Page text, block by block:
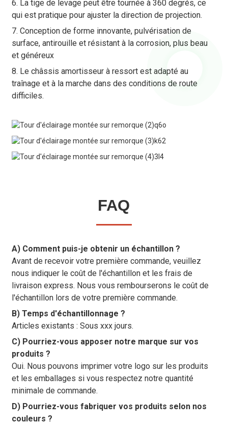
6. La tige de levage peut être tournée à 360 degrés, ce
qui est pratique pour ajuster la direction de projection.
7. Conception de forme innovante, pulvérisation de
surface, antirouille et résistant à la corrosion, plus beau
et généreux
8. Le châssis amortisseur à ressort est adapté au
traînage et à la marche dans des conditions de route
difficiles.
FAQ
A) Comment puis-je obtenir un échantillon ?
Avant de recevoir votre première commande, veuillez
nous indiquer le coût de l'échantillon et les frais de
livraison express. Nous vous rembourserons le coût de
l'échantillon lors de votre première commande.
B) Temps d'échantillonnage ?
Articles existants : Sous xxx jours.
C) Pourriez-vous apposer notre marque sur vos
produits ?
Oui. Nous pouvons imprimer votre logo sur les produits
et les emballages si vous respectez notre quantité
minimale de commande.
D) Pourriez-vous fabriquer vos produits selon nos
couleurs ?